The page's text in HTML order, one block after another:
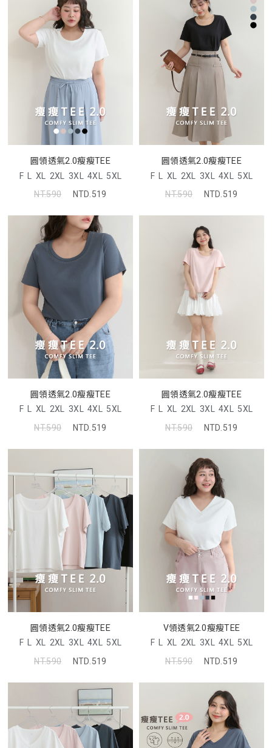
圓領透氣2.0瘦瘦TEE
F L XL 2XL 3XL 4XL 5XL
NT.590
NTD.519
圓領透氣2.0瘦瘦TEE
F L XL 2XL 3XL 4XL 5XL
NT.590
NTD.519
圓領透氣2.0瘦瘦TEE
F L XL 2XL 3XL 4XL 5XL
NT.590
NTD.519
圓領透氣2.0瘦瘦TEE
F L XL 2XL 3XL 4XL 5XL
NT.590
NTD.519
圓領透氣2.0瘦瘦TEE
F L XL 2XL 3XL 4XL 5XL
NT.590
NTD.519
V領透氣2.0瘦瘦TEE
F L XL 2XL 3XL 4XL 5XL
NT.590
NTD.519